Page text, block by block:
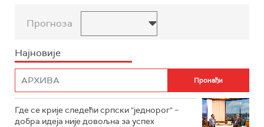
Прогноза
Најновије
Где се крије следећи српски "једнорог" –
добра идеја није довољна за успех